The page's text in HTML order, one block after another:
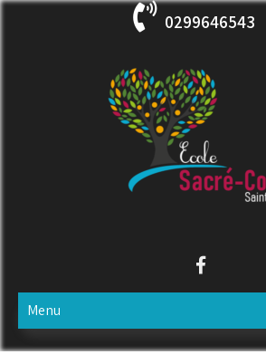
Skip
0299646543
ECOLE SACRE COEUR
Menu